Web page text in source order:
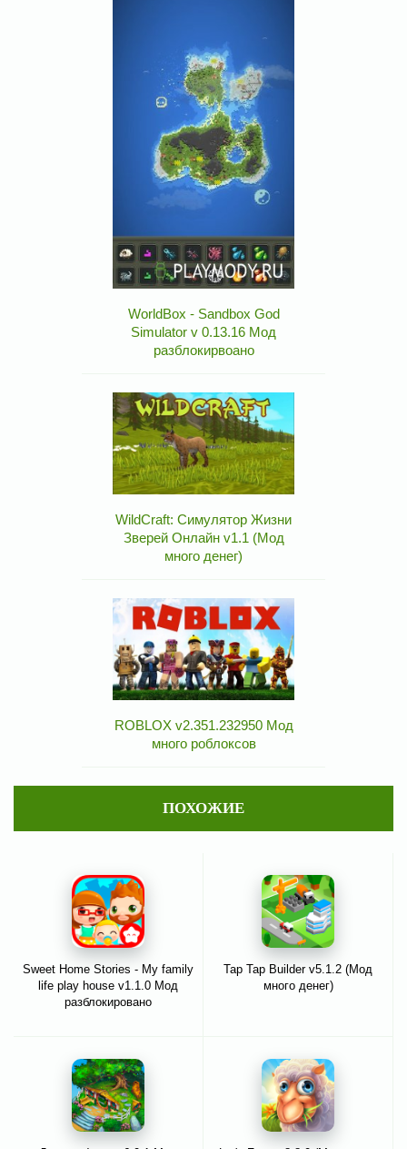
WorldBox - Sandbox God
Simulator v 0.13.16 Мод
разблокирвоано
WildCraft: Симулятор Жизни
Зверей Онлайн v1.1 (Мод
много денег)
ROBLOX v2.351.232950 Мод
много роблоксов
ПОХОЖИЕ
Sweet Home Stories - My family
life play house v1.1.0 Мод
разблокировано
Tap Tap Builder v5.1.2 (Мод
много денег)